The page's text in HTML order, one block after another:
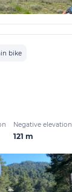
bike
Negative elevation
121 m